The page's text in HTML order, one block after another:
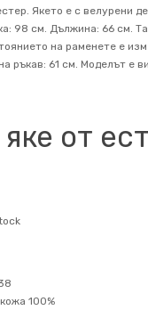
Якето е с велурени
98 см. Дължина: 66 см.
на раменете е
ръкав: 61 см. Mоделът е
от
100%